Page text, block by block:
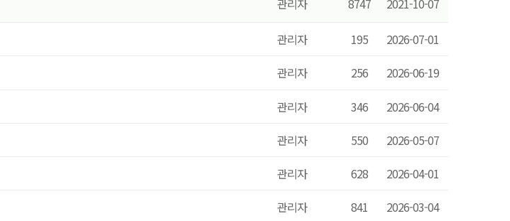
관리자 8747 2021-10-07
관리자 195
2026-07-01
관리자 256
2026-06-19
관리자 346
2026-06-04
관리자 550
2026-05-07
관리자 628
2026-04-01
관리자 841
2026-03-04